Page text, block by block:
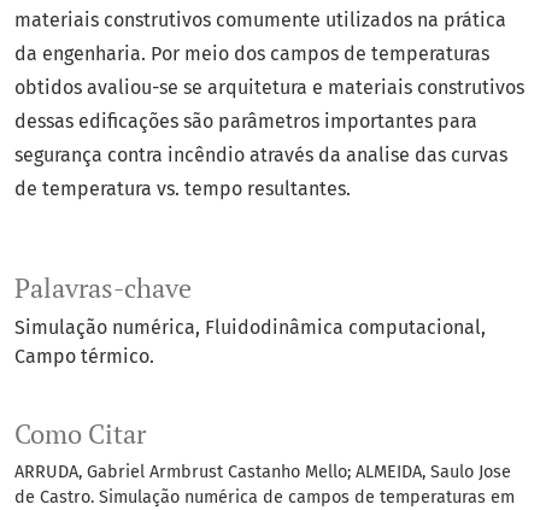
Palavras-chave
Simulação numérica Fluidodinâmica computacional
Campo térmico.
Como Citar
ARRUDA, Gabriel Armbrust Castanho Mello; ALMEIDA, Saulo Jose
de Castro. Simulação numérica de campos de temperaturas em
materiais construtivos comumente utilizados na prática
da engenharia. Por meio dos campos de temperaturas
obtidos avaliou-se se arquitetura e materiais construtivos
dessas edificações são parâmetros importantes para
segurança contra incêndio através da analise das curvas
de temperatura vs. tempo resultantes.